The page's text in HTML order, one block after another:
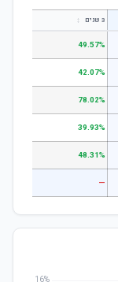
3 שנים ↕
49.57%
42.07%
78.02%
39.93%
48.31%
—